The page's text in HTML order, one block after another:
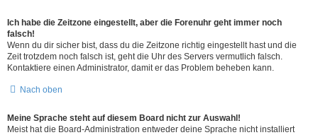
Ich habe die Zeitzone eingestellt, aber die Forenuhr geht immer noch
falsch!
Wenn du dir sicher bist, dass du die Zeitzone richtig eingestellt hast und die
Zeit trotzdem noch falsch ist, geht die Uhr des Servers vermutlich falsch.
Kontaktiere einen Administrator, damit er das Problem beheben kann.
Nach oben
Meine Sprache steht auf diesem Board nicht zur Auswahl!
Meist hat die Board-Administration entweder deine Sprache nicht installiert